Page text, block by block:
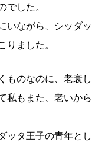
でした。
いながら、シッダッ
りました。
ものなのに、老衰し
私もまた、老いから
ッタ王子の青年とし